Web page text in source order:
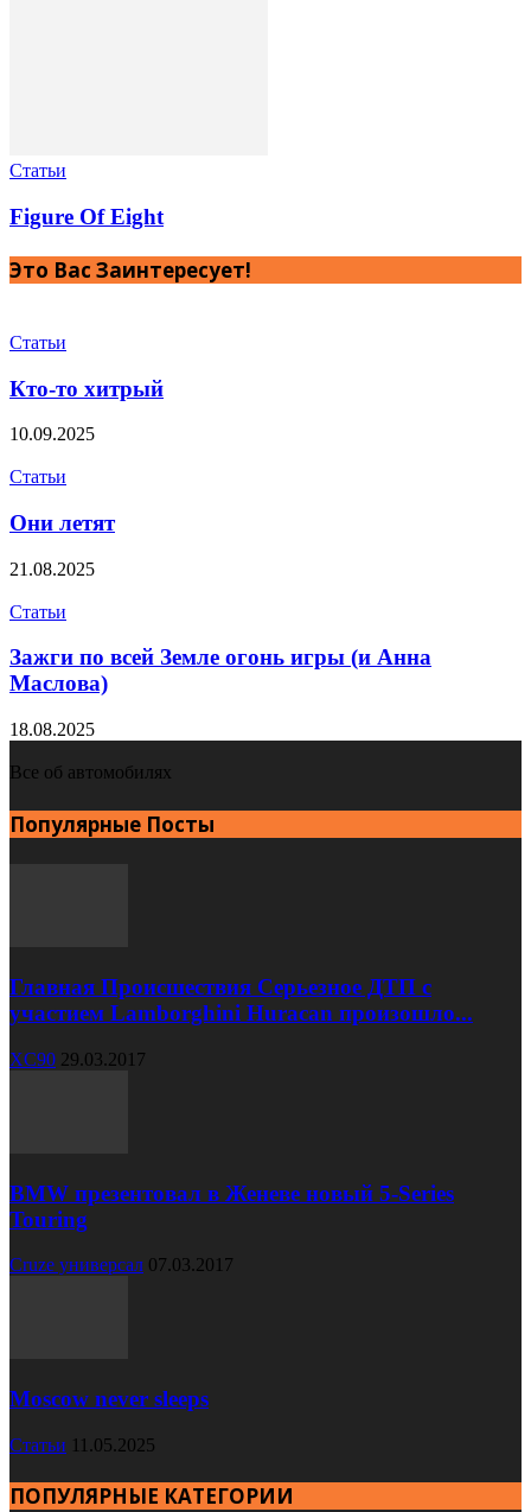
Статьи
Figure Of Eight
Это Вас Заинтересует!
Статьи
Кто-то хитрый
10.09.2025
Статьи
Они летят
21.08.2025
Статьи
Зажги по всей Земле огонь игры (и Анна
Маслова)
18.08.2025
Все об автомобилях
Популярные Посты
Главная Происшествия Серьезное ДТП с
участием Lamborghini Huracan произошло...
XC90 29.03.2017
BMW презентовал в Женеве новый 5-Series
Touring
Cruze универсал 07.03.2017
Moscow never sleeps
Статьи 11.05.2025
ПОПУЛЯРНЫЕ КАТЕГОРИИ